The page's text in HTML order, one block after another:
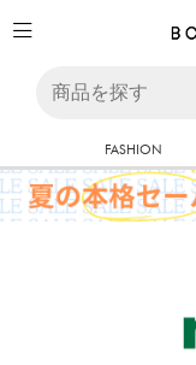
FASHION